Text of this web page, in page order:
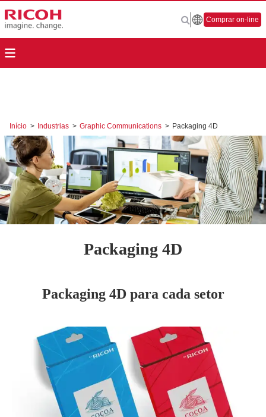
Comprar on-line
Início > Industrias > Graphic Communications > Packaging 4D
Packaging 4D
Packaging 4D para cada setor